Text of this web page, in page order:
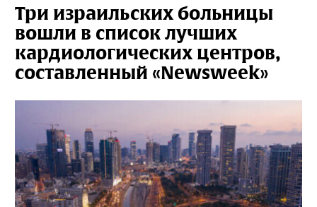
Три израильских больницы
вошли в список лучших
кардиологических центров,
составленный «Newsweek»